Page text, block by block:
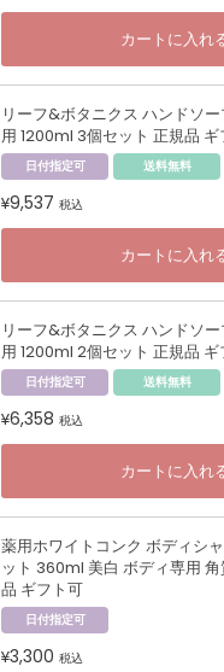
カートに入れ
リーフ&ボタニクス ハンドソ
用 1200ml 3個セット 正規品 ギ
日付指定可 送料無料
¥9,537 税込
カートに入れ
リーフ&ボタニクス ハンドソ
用 1200ml 2個セット 正規品 ギ
日付指定可 送料無料
¥6,358 税込
カートに入れ
薬用ホワイトコンク ボディシ
ット 360ml 美白 ボディ専用
品 ギフト可
日付指定可
¥3,300 税込